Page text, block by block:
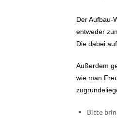
Der Aufbau-
entweder
Die dabei
Außerdem
wie man
Bitte